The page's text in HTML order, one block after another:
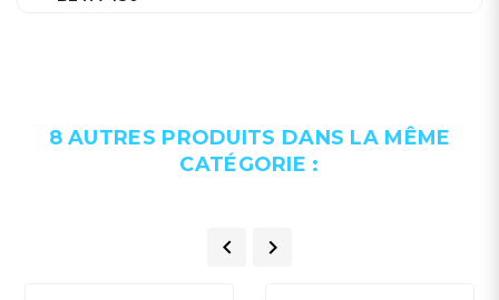
KAWASAKI 250 +
8 AUTRES PRODUITS DANS LA MÊME
CATÉGORIE :
 